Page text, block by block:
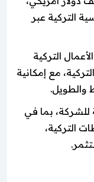
التركية عبر
التركية
مع إمكانية
والطويل.
للشركة، بما في
التركية،